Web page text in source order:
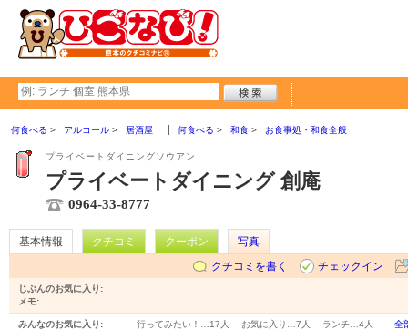
何食べる アルコール 居酒屋 何食べる 和食 お食事処・和食全般
プライベートダイニングソウアン
プライベートダイニング 創庵
0964-33-8777
基本情報 クチコミ クーポン
写真
クチコミを書く
チェックイン
じぶんのお気に入り:
メモ:
みんなのお気に入り: 行ってみたい！… 17人 お気に入り… 7人 ランチ… 4人 全